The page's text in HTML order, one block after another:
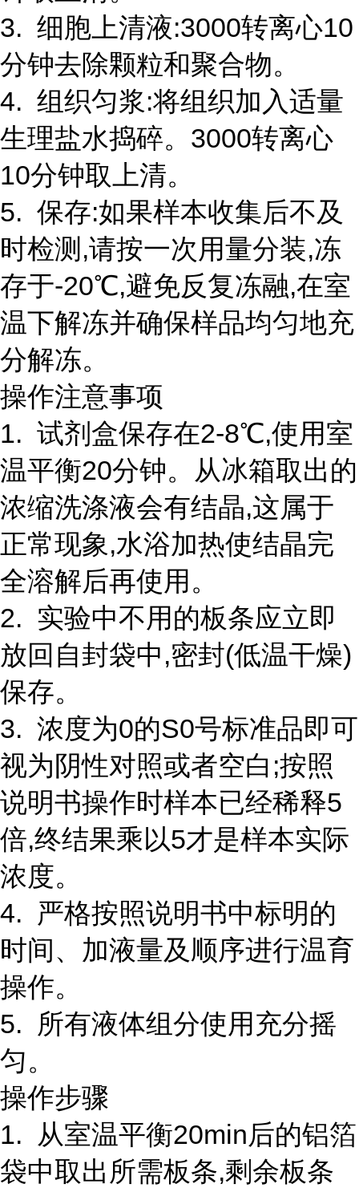
3. 细胞上清液:3000转离心10
分钟去除颗粒和聚合物。
4. 组织匀浆:将组织加入适量
生理盐水捣碎。3000转离心
10分钟取上清。
5. 保存:如果样本收集后不及
时检测,请按一次用量分装,冻
存于-20℃,避免反复冻融,在室
温下解冻并确保样品均匀地充
分解冻。
操作注意事项
1. 试剂盒保存在2-8℃,使用室
温平衡20分钟。从冰箱取出的
浓缩洗涤液会有结晶,这属于
正常现象,水浴加热使结晶完
全溶解后再使用。
2. 实验中不用的板条应立即
放回自封袋中,密封(低温干燥)
保存。
3. 浓度为0的S0号标准品即可
视为阴性对照或者空白;按照
说明书操作时样本已经稀释5
倍,终结果乘以5才是样本实际
浓度。
4. 严格按照说明书中标明的
时间、加液量及顺序进行温育
操作。
5. 所有液体组分使用充分摇
匀。
操作步骤
1. 从室温平衡20min后的铝箔
袋中取出所需板条,剩余板条